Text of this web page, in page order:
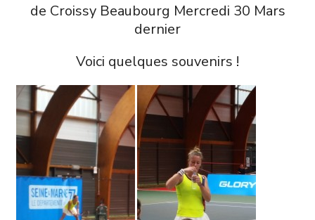
de Croissy Beaubourg Mercredi 30 Mars
dernier
Voici quelques souvenirs !